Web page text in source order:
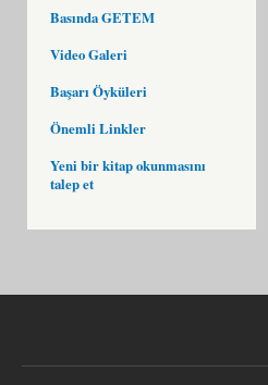
Basında GETEM
Video Galeri
Başarı Öyküleri
Önemli Linkler
Yeni bir kitap okunmasını
talep et